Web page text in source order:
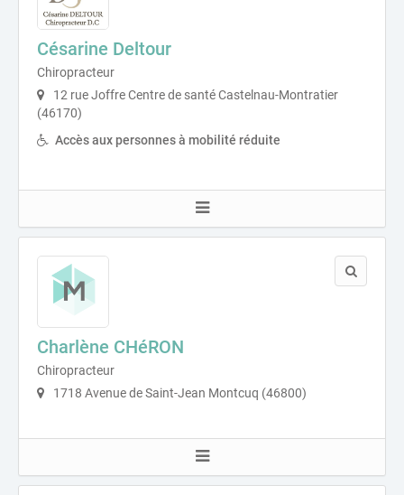
Césarine Deltour
Chiropracteur
12 rue Joffre Centre de santé Castelnau-Montratier
(46170)
Accès aux personnes à mobilité réduite
Charlène CHéRON
Chiropracteur
1718 Avenue de Saint-Jean Montcuq (46800)